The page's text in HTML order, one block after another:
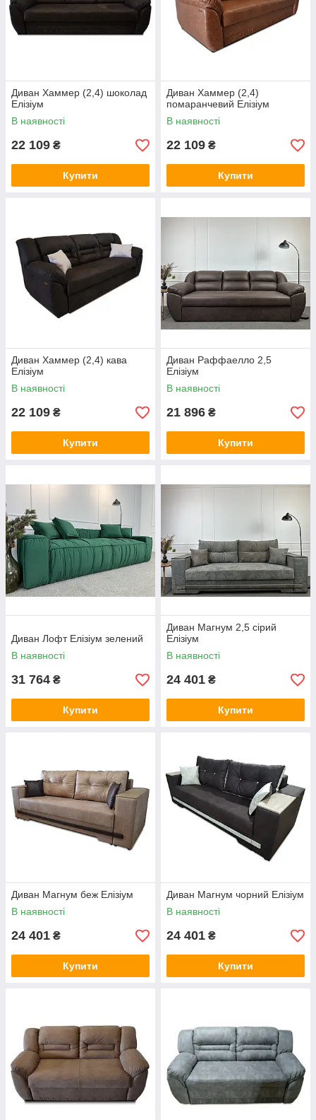
Диван Хаммер (2,4) шоколад
Елізіум
В наявності
22 109 ₴
Купити
Диван Хаммер (2,4)
помаранчевий Елізіум
В наявності
22 109 ₴
Купити
Диван Хаммер (2,4) кава
Елізіум
В наявності
22 109 ₴
Купити
Диван Раффаелло 2,5
Елізіум
В наявності
21 896 ₴
Купити
Диван Лофт Елізіум зелений
В наявності
31 764 ₴
Купити
Диван Магнум 2,5 сірий
Елізіум
В наявності
24 401 ₴
Купити
Диван Магнум беж Елізіум
В наявності
24 401 ₴
Купити
Диван Магнум чорний Елізіум
В наявності
24 401 ₴
Купити